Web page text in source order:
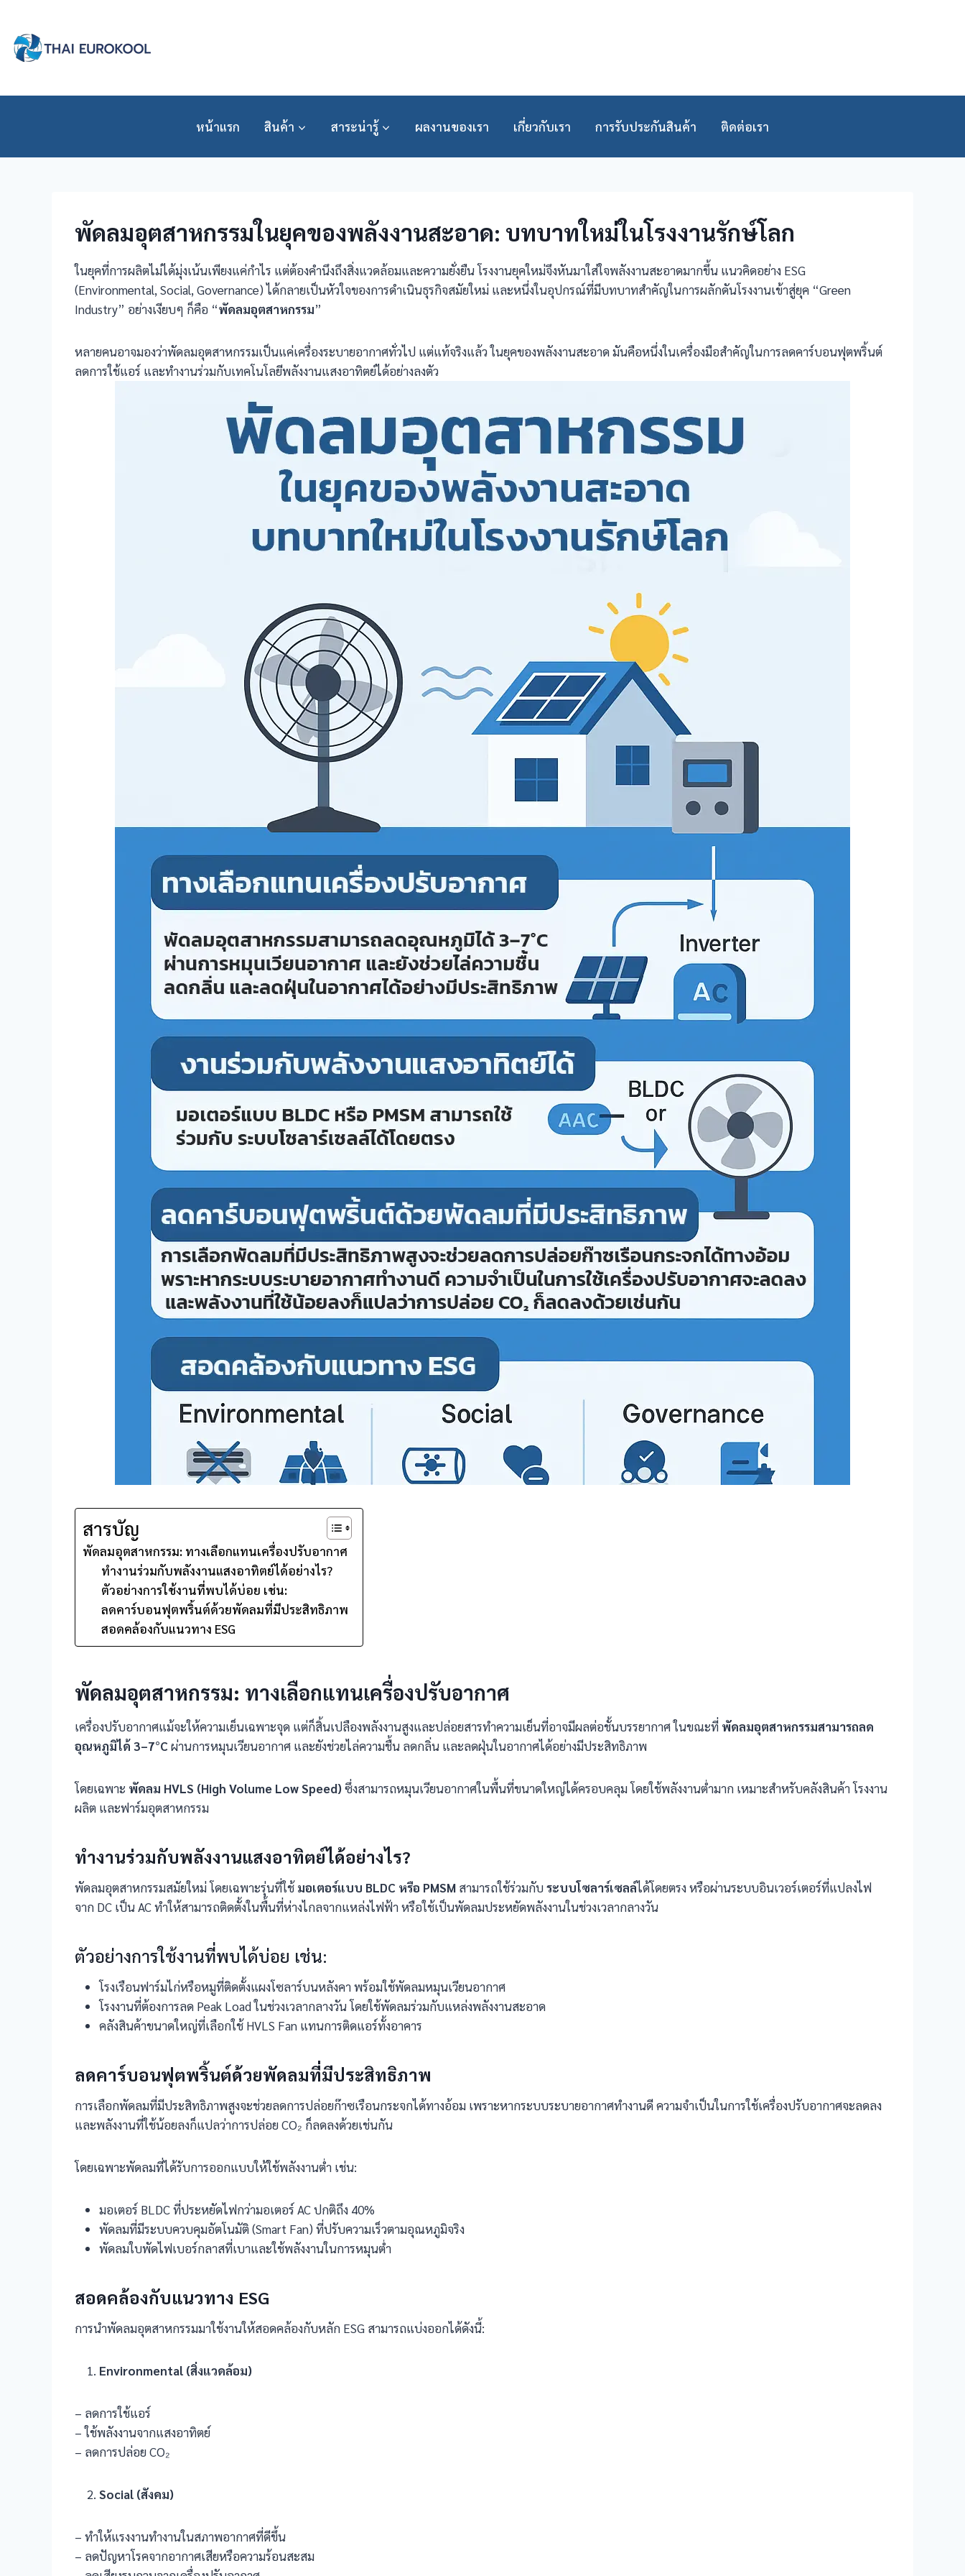
content
หน้าแรก สินค้า สาระน่ารู้ ผลงานของเรา เกี่ยวกับเรา การรับประกันสินค้า ติดต่อเรา
พัดลมอุตสาหกรรมในยุคของพลังงานสะอาด: บทบาทใหม่ในโรงงานรักษ์โลก
ในยุคที่การผลิตไม่ได้มุ่งเน้นเพียงแค่กำไร แต่ต้องคำนึงถึงสิ่งแวดล้อมและความยั่งยืน โรงงานยุคใหม่จึงหันมาใส่ใจพลังงานสะอาดมากขึ้น แนวคิดอย่าง ESG
(Environmental, Social, Governance) ได้กลายเป็นหัวใจของการดำเนินธุรกิจสมัยใหม่ และหนึ่งในอุปกรณ์ที่มีบทบาทสำคัญในการผลักดันโรงงานเข้าสู่ยุค “Green
Industry” อย่างเงียบๆ ก็คือ “พัดลมอุตสาหกรรม”
หลายคนอาจมองว่าพัดลมอุตสาหกรรมเป็นแค่เครื่องระบายอากาศทั่วไป แต่แท้จริงแล้ว ในยุคของพลังงานสะอาด มันคือหนึ่งในเครื่องมือสำคัญในการลดคาร์บอนฟุตพริ้นต์
ลดการใช้แอร์ และทำงานร่วมกับเทคโนโลยีพลังงานแสงอาทิตย์ได้อย่างลงตัว
สารบัญ
พัดลมอุตสาหกรรม: ทางเลือกแทนเครื่องปรับอากาศ
ทำงานร่วมกับพลังงานแสงอาทิตย์ได้อย่างไร?
ตัวอย่างการใช้งานที่พบได้บ่อย เช่น:
ลดคาร์บอนฟุตพริ้นต์ด้วยพัดลมที่มีประสิทธิภาพ
สอดคล้องกับแนวทาง ESG
พัดลมอุตสาหกรรม: ทางเลือกแทนเครื่องปรับอากาศ
เครื่องปรับอากาศแม้จะให้ความเย็นเฉพาะจุด แต่ก็สิ้นเปลืองพลังงานสูงและปล่อยสารทำความเย็นที่อาจมีผลต่อชั้นบรรยากาศ ในขณะที่ พัดลมอุตสาหกรรมสามารถลด
อุณหภูมิได้3–7°C ผ่านการหมุนเวียนอากาศ และยังช่วยไล่ความชื้น ลดกลิ่น และลดฝุ่นในอากาศได้อย่างมีประสิทธิภาพ
โดยเฉพาะ พัดลม HVLS (High Volume Low Speed)ซึ่งสามารถหมุนเวียนอากาศในพื้นที่ขนาดใหญ่ได้ครอบคลุม โดยใช้พลังงานต่ำมาก เหมาะสำหรับคลังสินค้า โรงงาน
ผลิต และฟาร์มอุตสาหกรรม
ทำงานร่วมกับพลังงานแสงอาทิตย์ได้อย่างไร?
พัดลมอุตสาหกรรมสมัยใหม่ โดยเฉพาะรุ่นที่ใช้ มอเตอร์แบบ BLDC หรือ PMSM สามารถใช้ร่วมกับระบบโซลาร์เซลล์ได้โดยตรง หรือผ่านระบบอินเวอร์เตอร์ที่แปลงไฟ
จาก DC เป็น AC ทำให้สามารถติดตั้งในพื้นที่ห่างไกลจากแหล่งไฟฟ้า หรือใช้เป็นพัดลมประหยัดพลังงานในช่วงเวลากลางวัน
ตัวอย่างการใช้งานที่พบได้บ่อย เช่น:
โรงเรือนฟาร์มไก่หรือหมูที่ติดตั้งแผงโซลาร์บนหลังคา พร้อมใช้พัดลมหมุนเวียนอากาศ
โรงงานที่ต้องการลด Peak Load ในช่วงเวลากลางวัน โดยใช้พัดลมร่วมกับแหล่งพลังงานสะอาด
คลังสินค้าขนาดใหญ่ที่เลือกใช้ HVLS Fan แทนการติดแอร์ทั้งอาคาร
ลดคาร์บอนฟุตพริ้นต์ด้วยพัดลมที่มีประสิทธิภาพ
การเลือกพัดลมที่มีประสิทธิภาพสูงจะช่วยลดการปล่อยก๊าซเรือนกระจกได้ทางอ้อม เพราะหากระบบระบายอากาศทำงานดี ความจำเป็นในการใช้เครื่องปรับอากาศจะลดลง
และพลังงานที่ใช้น้อยลงก็แปลว่าการปล่อย CO₂ ก็ลดลงด้วยเช่นกัน
โดยเฉพาะพัดลมที่ได้รับการออกแบบให้ใช้พลังงานต่ำ เช่น:
มอเตอร์ BLDC ที่ประหยัดไฟกว่ามอเตอร์ AC ปกติถึง 40%
พัดลมที่มีระบบควบคุมอัตโนมัติ (Smart Fan) ที่ปรับความเร็วตามอุณหภูมิจริง
พัดลมใบพัดไฟเบอร์กลาสที่เบาและใช้พลังงานในการหมุนต่ำ
สอดคล้องกับแนวทาง ESG
การนำพัดลมอุตสาหกรรมมาใช้งานให้สอดคล้องกับหลัก ESG สามารถแบ่งออกได้ดังนี้:
Environmental (สิ่งแวดล้อม)
– ลดการใช้แอร์
– ใช้พลังงานจากแสงอาทิตย์
– ลดการปล่อย CO₂
Social (สังคม)
– ทำให้แรงงานทำงานในสภาพอากาศที่ดีขึ้น
– ลดปัญหาโรคจากอากาศเสียหรือความร้อนสะสม